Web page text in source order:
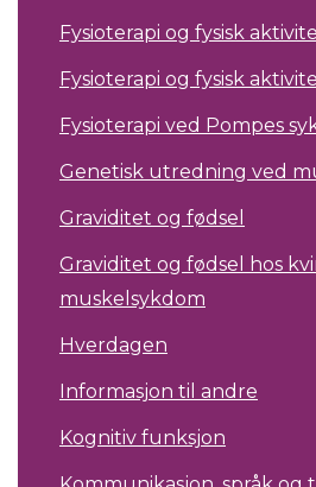
Fysioterapi og fysisk
Fysioterapi og fysisk
Fysioterapi ved Pompes
Genetisk utredning ved
Graviditet og fødsel
Graviditet og fødsel hos
muskelsykdom
Hverdagen
Informasjon til andre
Kognitiv funksjon